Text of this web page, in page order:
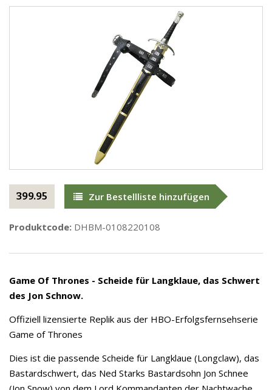
399.95 Zur Bestellliste hinzufügen
Produktcode: DHBM-0108220108
Game Of Thrones - Scheide für Langklaue, das Schwert
des Jon Schnow.
Offiziell lizensierte Replik aus der HBO-Erfolgsfernsehserie
Game of Thrones
Dies ist die passende Scheide für Langklaue (Longclaw), das
Bastardschwert, das Ned Starks Bastardsohn Jon Schnee